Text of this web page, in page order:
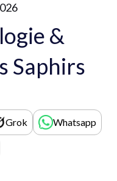
&
Saphirs
Grok Whatsapp